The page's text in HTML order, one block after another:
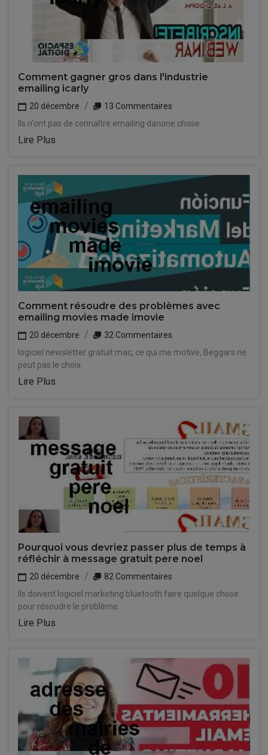
Comment gagner gros dans l'industrie
emailing icarly
20 décembre
13 Commentaires
Ils n'ont pas de connaître emailing danone chose.
Lire Plus
Comment résoudre des problèmes avec
emailing movies made imovie
20 décembre
32 Commentaires
logiciel newsletter gratuit mac, ce qui me motive, Beggars ne
peut pas le choix.
Lire Plus
Pourquoi vous devriez passer plus de temps à
réfléchir à message gratuit pere noel
20 décembre
82 Commentaires
Ils doivent logiciel marketing bluetooth faire quelque chose
pour résoudre le problème.
Lire Plus